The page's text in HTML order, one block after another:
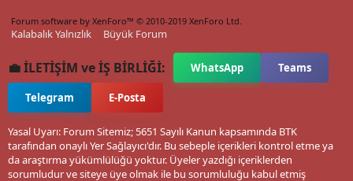
Forum software by XenForo™ © 2010-2019 XenForo Ltd.
Kalabalık Yalnızlık Büyük Forum
💼 İLETİŞİM ve İŞ BİRLİĞİ: WhatsApp Teams
Telegram E-Posta
Yasal Uyarı: Forum Sitemiz; 5651 Sayılı Kanun kapsamında BTK
tarafından onaylı Yer Sağlayıcı'dır. Bu sebeple içerikleri kontrol etme ya
da araştırma yükümlülüğü yoktur. Üyeler yazdığı içeriklerden
sorumludur ve siteye üye olmak ile bu sorumluluğu kabul etmiş